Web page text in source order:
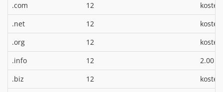
.com
12
.net
12
.org
12
.info
12 2.00 €
.biz 12